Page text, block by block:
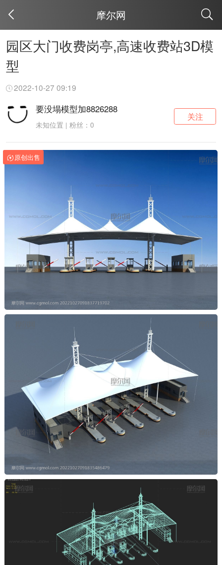
摩尔网
园区大门收费岗亭,高速收费站3D模
型
2022-10-27 09:19
要没塌模型加8826288
未知位置 | 粉丝：0
关注
原创出售
取消